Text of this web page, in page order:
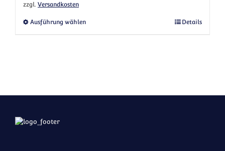
zzgl. Versandkosten
Ausführung wählenDieses Produkt weist mehrere Varianten
Details